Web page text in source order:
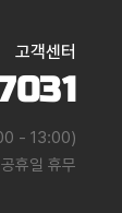
고객센터
- 13:00)
휴일 휴무